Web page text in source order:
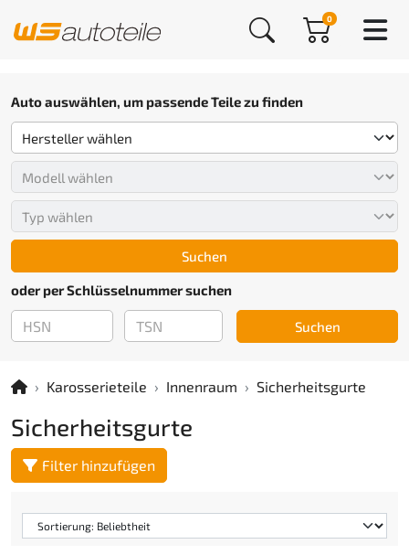
0
Auto auswählen, um passende Teile zu finden
Suchen
oder per Schlüsselnummer suchen
Suchen
Karosserieteile Innenraum Sicherheitsgurte
Sicherheitsgurte
Filter hinzufügen